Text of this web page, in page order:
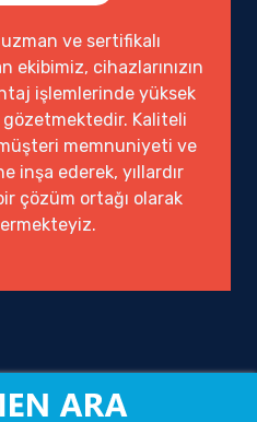
ve sertifikalı
ekibimiz, cihazlarınızın
işlemlerinde yüksek
gözetmektedir. Kaliteli
müşteri memnuniyeti ve
inşa ederek, yıllardır
çözüm ortağı olarak